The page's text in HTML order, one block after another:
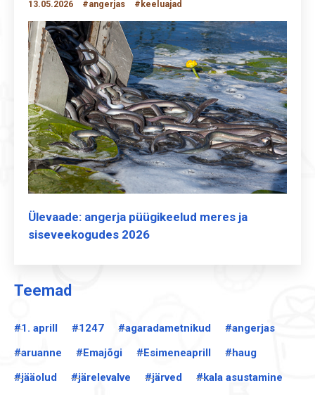
Teemad
#1. aprill #1247 #agaradametnikud
#angerjas
#aruanne
#Emajõgi #Esimeneaprill
#haug
#jääolud
#järelevalve #järved
#kala asustamine
13.05.2026 #angerjas #keeluajad
Ülevaade: angerja püügikeelud meres ja
siseveekogudes 2026